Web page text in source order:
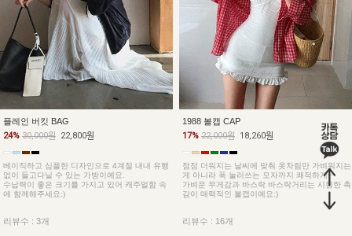
플레인 버킷 BAG
24% 30,000원 22,800원
베이직하고 심플한 디자인으로 4계절 내내 유행
없이 들고다닐 수 있는 가방이예요.
수납력이 좋은 크기를 가지고 있어 캐주얼함 속
에 함께해주세요:)
리뷰수 : 3개
1988 볼캡 CAP
17% 22,000원 18,260원
점점 더워지는 날씨에 맞춰 옷차림만 가벼워지는
게 아니라 푹 눌러쓰는 모자까지 쾌적하게~
가벼운 무게감과 바스락 바스락거리는 시원한 촉
감이 매력적인 볼캡이예요:)
리뷰수 : 16개